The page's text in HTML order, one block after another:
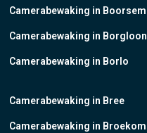
Camerabewaking in Boorsem
Camerabewaking in Borgloon
Camerabewaking in Borlo
Camerabewaking in Bree
Camerabewaking in Broekom